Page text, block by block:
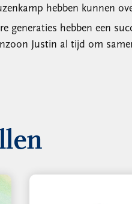
hebben kunnen
generaties hebben een
Justin al tijd om